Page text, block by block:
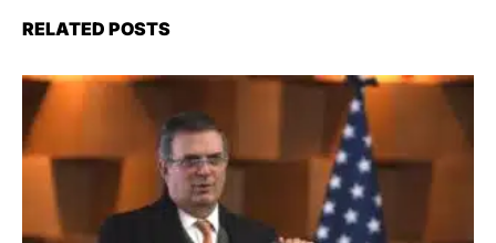
RELATED POSTS